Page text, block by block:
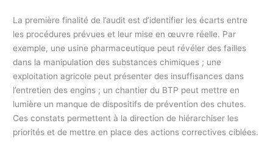
La première finalité de l’audit est d’identifier les écarts entre
les procédures prévues et leur mise en œuvre réelle. Par
exemple, une usine pharmaceutique peut révéler des failles
dans la manipulation des substances chimiques ; une
exploitation agricole peut présenter des insuffisances dans
l’entretien des engins ; un chantier du BTP peut mettre en
lumière un manque de dispositifs de prévention des chutes.
Ces constats permettent à la direction de hiérarchiser les
priorités et de mettre en place des actions correctives ciblées.